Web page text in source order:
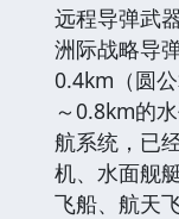
远程导弹武
洲际战略导
0.4km（圆
～0.8km的
航系统，已
机、水面舰
飞船、航天